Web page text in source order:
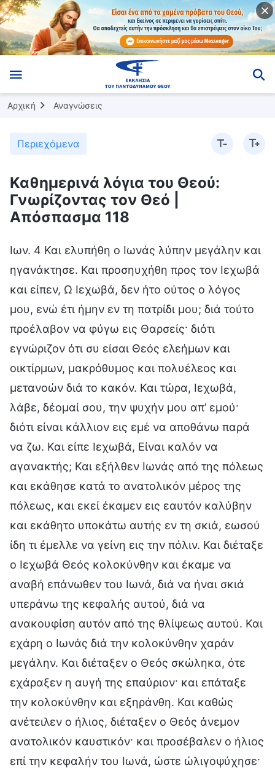
Αρχική Αναγνώσεις
Περιεχόμενα
Καθημερινά λόγια του Θεού:
Γνωρίζοντας τον Θεό |
Απόσπασμα 118
Ιων. 4 Και ελυπήθη ο Ιωνάς λύπην μεγάλην και
ηγανάκτησε. Και προσηυχήθη προς τον Ιεχωβά
και είπεν, Ω Ιεχωβά, δεν ήτο ούτος ο λόγος
μου, ενώ έτι ήμην εν τη πατρίδι μου; διά τούτο
προέλαβον να φύγω εις Θαρσείς· διότι
εγνώριζον ότι συ είσαι Θεός ελεήμων και
οικτίρμων, μακρόθυμος και πολυέλεος και
μετανοών διά το κακόν. Και τώρα, Ιεχωβά,
λάβε, δέομαί σου, την ψυχήν μου απ’ εμού·
διότι είναι κάλλιον εις εμέ να αποθάνω παρά
να ζω. Και είπε Ιεχωβά, Είναι καλόν να
αγανακτής; Και εξήλθεν Ιωνάς από της πόλεως
και εκάθησε κατά το ανατολικόν μέρος της
πόλεως, και εκεί έκαμεν εις εαυτόν καλύβην
και εκάθητο υποκάτω αυτής εν τη σκιά, εωσού
ίδη τι έμελλε να γείνη εις την πόλιν. Και διέταξε
ο Ιεχωβά Θεός κολοκύνθην και έκαμε να
αναβή επάνωθεν του Ιωνά, διά να ήναι σκιά
υπεράνω της κεφαλής αυτού, διά να
ανακουφίση αυτόν από της θλίψεως αυτού. Και
εχάρη ο Ιωνάς διά την κολοκύνθην χαράν
μεγάλην. Και διέταξεν ο Θεός σκώληκα, ότε
εχάραξεν η αυγή της επαύριον· και επάταξε
την κολοκύνθην και εξηράνθη. Και καθώς
ανέτειλεν ο ήλιος, διέταξεν ο Θεός άνεμον
ανατολικόν καυστικόν· και προσέβαλεν ο ήλιος
επί την κεφαλήν του Ιωνά, ώστε ώλιγοψύχησε·